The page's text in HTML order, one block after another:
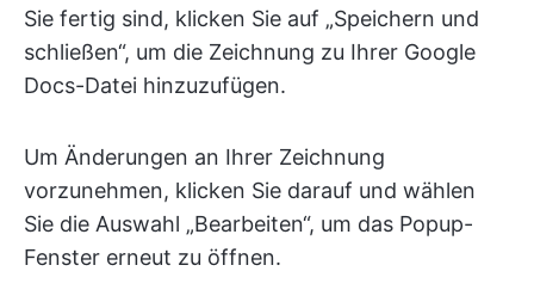
Sie fertig sind, klicken Sie auf „Speichern und
schließen“, um die Zeichnung zu Ihrer Google
Docs-Datei hinzuzufügen.
Um Änderungen an Ihrer Zeichnung
vorzunehmen, klicken Sie darauf und wählen
Sie die Auswahl „Bearbeiten“, um das Popup-
Fenster erneut zu öffnen.